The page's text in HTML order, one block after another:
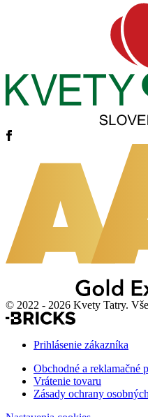
© 2022 - 2026 Kvety Tatry.
Prihlásenie zákazníka
Obchodné a reklamačné
Vrátenie tovaru
Zásady ochrany